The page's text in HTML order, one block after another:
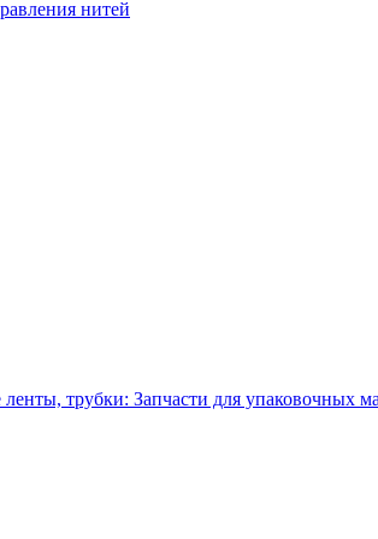
нитей
трубки: Запчасти для упаковочных